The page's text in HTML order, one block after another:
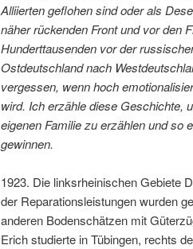
Alliierten geflohen sind oder als
näher rückenden Front und vor den
Hunderttausenden vor der
Ostdeutschland nach
vergessen, wenn hoch
wird. Ich erzähle diese Geschichte,
eigenen Familie zu erzählen und so
gewinnen.
1923. Die linksrheinischen Gebiete
der Reparationsleistungen wurden
anderen Bodenschätzen mit
Erich studierte in Tübingen, rechts